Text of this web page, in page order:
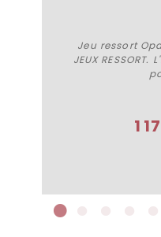
Jeu ressort
JEUX
1